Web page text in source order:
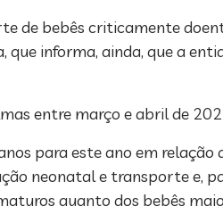
de bebês criticamente
que informa, ainda, que a
entre março e abril de
para este ano em relação
neonatal e transporte e,
quanto dos bebês